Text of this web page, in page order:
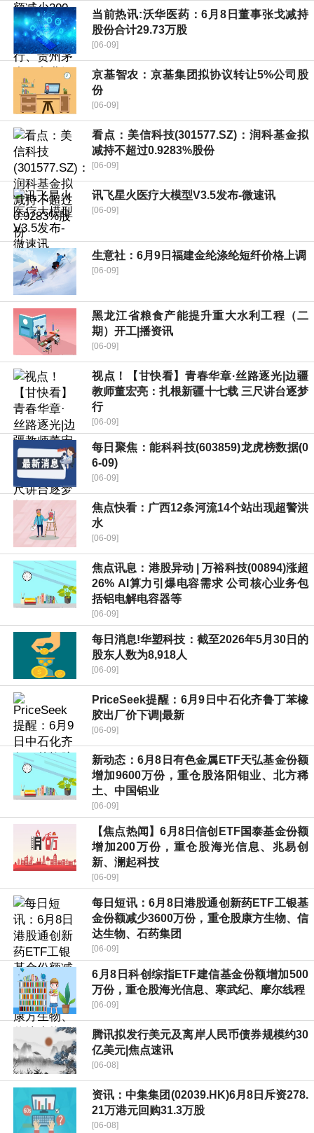
当前热讯:沃华医药：6月8日董事张戈减持
股份合计29.73万股
[06-09]
京基智农：京基集团拟协议转让5%公司股
份
[06-09]
看点：美信科技(301577.SZ)：润科基金拟
减持不超过0.9283%股份
[06-09]
讯飞星火医疗大模型V3.5发布-微速讯
[06-09]
生意社：6月9日福建金纶涤纶短纤价格上调
[06-09]
黑龙江省粮食产能提升重大水利工程（二
期）开工|播资讯
[06-09]
视点！【甘快看】青春华章·丝路逐光|边疆
教师董宏亮：扎根新疆十七载 三尺讲台逐梦
行
[06-09]
每日聚焦：能科科技(603859)龙虎榜数据(0
6-09)
[06-09]
焦点快看：广西12条河流14个站出现超警洪
水
[06-09]
焦点讯息：港股异动 | 万裕科技(00894)涨超
26% AI算力引爆电容需求 公司核心业务包
括铝电解电容器等
[06-09]
每日消息!华塑科技：截至2026年5月30日的
股东人数为8,918人
[06-09]
PriceSeek提醒：6月9日中石化齐鲁丁苯橡
胶出厂价下调|最新
[06-09]
新动态：6月8日有色金属ETF天弘基金份额
增加9600万份，重仓股洛阳钼业、北方稀
土、中国铝业
[06-09]
【焦点热闻】6月8日信创ETF国泰基金份额
增加200万份，重仓股海光信息、兆易创
新、澜起科技
[06-09]
每日短讯：6月8日港股通创新药ETF工银基
金份额减少3600万份，重仓股康方生物、信
达生物、石药集团
[06-09]
6月8日科创综指ETF建信基金份额增加500
万份，重仓股海光信息、寒武纪、摩尔线程
[06-09]
腾讯拟发行美元及离岸人民币债券规模约30
亿美元|焦点速讯
[06-08]
资讯：中集集团(02039.HK)6月8日斥资278.
21万港元回购31.3万股
[06-08]